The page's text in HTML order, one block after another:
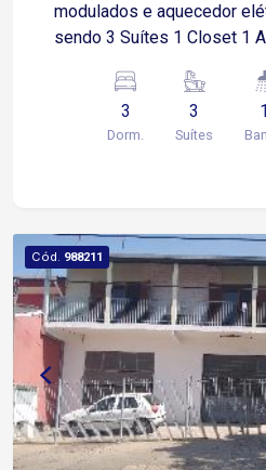
modulados e aquecedor elétricos. 3
sendo 3 Suítes 1 Closet 1
(Granito) Banheiro (Granito)
Serviço Lavanderia 5
Dependencia empregados
3
Dorm.
3
Suítes
1
Cód. 988211